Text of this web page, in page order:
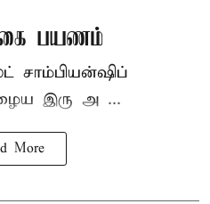
பயணம்
இரு அ ...
More